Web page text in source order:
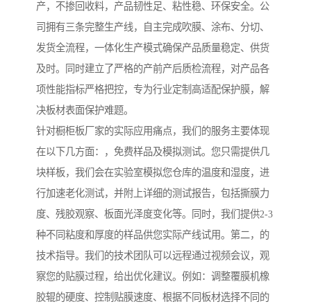
产，不掺回收料，产品韧性足、粘性稳、环保安全。公
司拥有三条完整生产线，自主完成吹膜、涂布、分切、
发货全流程，一体化生产模式确保产品质量稳定、供货
及时。同时建立了严格的产前产后质检流程，对产品各
项性能指标严格把控，专为行业定制高适配保护膜，解
决板材表面保护难题。
针对橱柜板厂家的实际应用痛点，我们的服务主要体现
在以下几方面：，免费样品及模拟测试。您只需提供几
块样板，我们会在实验室模拟您仓库的温度和湿度，进
行加速老化测试，并附上详细的测试报告，包括撕膜力
度、残胶观察、板面光泽度变化等。同时，我们提供2-3
种不同粘度和厚度的样品供您实际产线试用。第二，的
技术指导。我们的技术团队可以远程通过视频会议，观
察您的贴膜过程，给出优化建议。例如：调整覆膜机橡
胶辊的硬度、控制贴膜速度、根据不同板材选择不同的